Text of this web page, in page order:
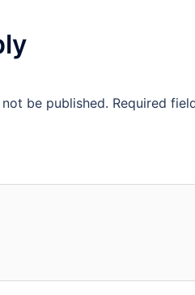
be published. Required